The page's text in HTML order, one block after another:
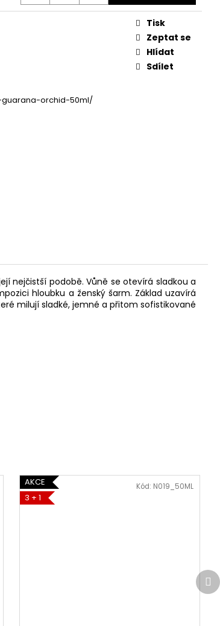
orchid-50ml/
Tisk
Zeptat se
Hlídat
Sdílet
nejčistší podobě. Vůně se otevírá sladkou a
hloubku a ženský šarm. Základ uzavírá
milují sladké, jemné a přitom sofistikované
AKCE
3 + 1
Kód: N019_50ML